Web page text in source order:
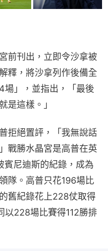
前刊出，立即令沙拿被
釋，將沙拿列作後備全
場」，並指出，「最後
是這樣。」
拒絕置評，「我無說話
戰勝水晶宮是高普在英
賓尼迪斯的紀錄，成為
隊。高普只花196場比
舊紀錄花上228仗取得
以228場比賽得112勝排